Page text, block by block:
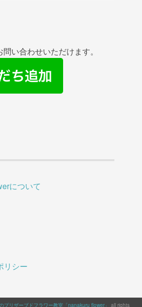
い合わせいただけます。
について
リシー
プリザーブドフラワー教室「nanakuru flower」 all rights